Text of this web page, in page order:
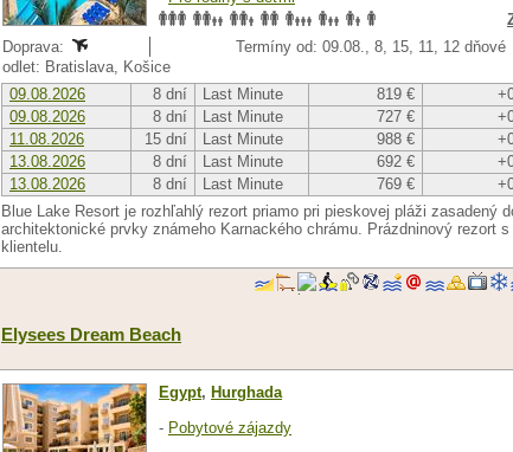
Doprava:
Termíny od: 09.08., 8, 15, 11, 12 dňové
odlet: Bratislava, Košice
09.08.2026
8 dní Last Minute 819 €
09.08.2026
8 dní Last Minute 727 €
11.08.2026
15 dní Last Minute 988 €
13.08.2026
8 dní Last Minute 692 €
13.08.2026
8 dní Last Minute 769 €
Blue Lake Resort je rozhľahlý rezort priamo pri pieskovej pláži zasadený
architektonické prvky známeho Karnackého chrámu. Prázdninový rezort
klientelu.
Elysees Dream Beach
Egypt, Hurghada
- Pobytové zájazdy